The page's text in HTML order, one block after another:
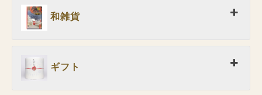
和雑貨
ギフト